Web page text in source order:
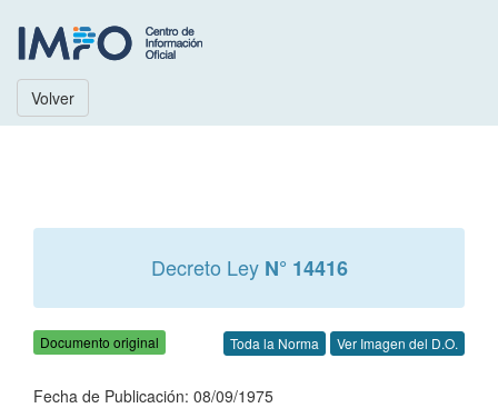
Volver
Decreto Ley N° 14416
Documento original Toda la Norma Ver Imagen del D.O.
Fecha de Publicación: 08/09/1975